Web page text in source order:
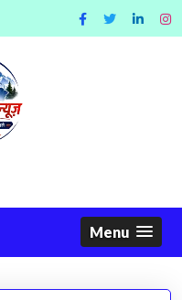
Menu